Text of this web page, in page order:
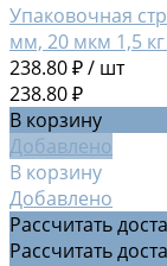
Упаковочная
мм, 20 мкм 1,5
238.80 ₽/ шт
238.80 ₽
В корзину
Добавлено
В корзину
Добавлено
Рассчитать
Рассчитать